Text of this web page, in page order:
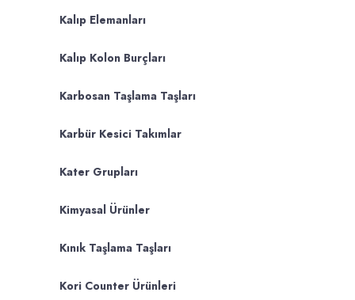
Kalıp Elemanları
Kalıp Kolon Burçları
Karbosan Taşlama Taşları
Karbür Kesici Takımlar
Kater Grupları
Kimyasal Ürünler
Kınık Taşlama Taşları
Kori Counter Ürünleri